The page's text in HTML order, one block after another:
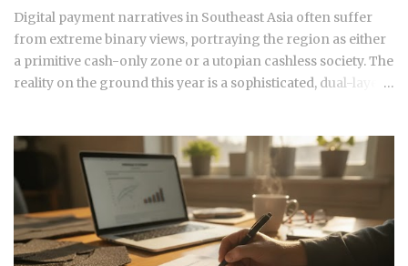
funds, subscription-based quant newsletters — all of them
sell some variation of the same idea. Understanding the
underlying mechanics, separately from the produ...
Digital payment narratives in Southeast Asia often suffer
from extreme binary views, portraying the region as either
a primitive cash-only zone or a utopian cashless society. The
reality on the ground this year is a sophisticated, dual-layer
expat or digital analyst, success is found by understanding
that e-wallets like MoMo and ZaloPay are not mere
replacements for physical currency but are specialized
software layers designed for specific urban behaviors. This
guide provides the institutional-grade insight required to
navigate the current Vietnamese fintech landscape without